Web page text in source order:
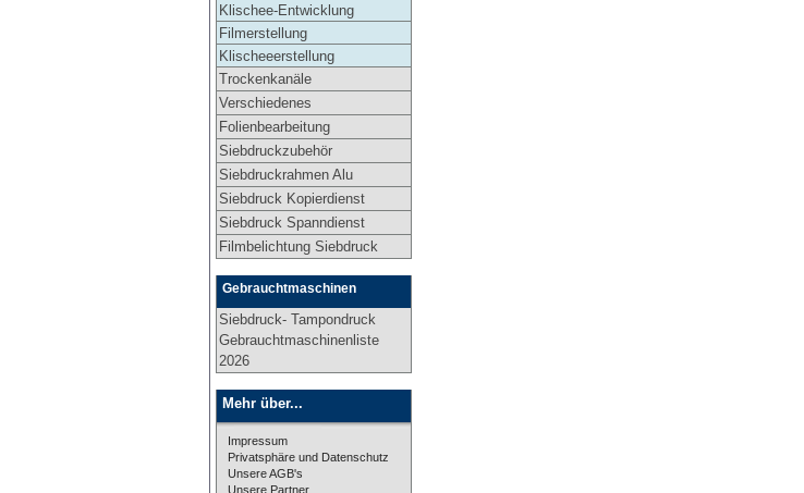
Klischee-Entwicklung
Filmerstellung
Klischeeerstellung
Trockenkanäle
Verschiedenes
Folienbearbeitung
Siebdruckzubehör
Siebdruckrahmen Alu
Siebdruck Kopierdienst
Siebdruck Spanndienst
Filmbelichtung Siebdruck
Gebrauchtmaschinen
Siebdruck- Tampondruck
Gebrauchtmaschinenliste
2026
Mehr über...
Impressum
Privatsphäre und Datenschutz
Unsere AGB's
Unsere Partner